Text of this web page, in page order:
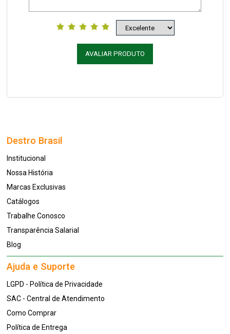
AVALIAR PRODUTO
Destro Brasil
Institucional
Nossa História
Marcas Exclusivas
Catálogos
Trabalhe Conosco
Transparência Salarial
Blog
Ajuda e Suporte
LGPD - Política de Privacidade
SAC - Central de Atendimento
Como Comprar
Política de Entrega